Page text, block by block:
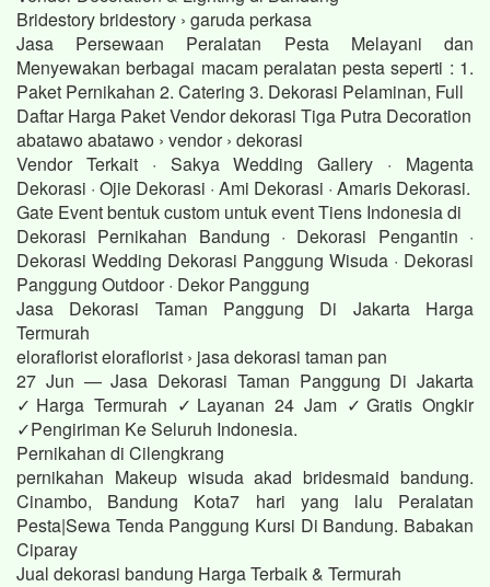
Bridestory bridestory › garuda perkasa
Jasa Persewaan Peralatan Pesta Melayani dan
Menyewakan berbagai macam peralatan pesta seperti : 1.
Paket Pernikahan 2. Catering 3. Dekorasi Pelaminan, Full
Daftar Harga Paket Vendor dekorasi Tiga Putra Decoration
abatawo abatawo › vendor › dekorasi
Vendor Terkait · Sakya Wedding Gallery · Magenta
Dekorasi · Ojie Dekorasi · Ami Dekorasi · Amaris Dekorasi.
Gate Event bentuk custom untuk event Tiens Indonesia di
Dekorasi Pernikahan Bandung · Dekorasi Pengantin ·
Dekorasi Wedding Dekorasi Panggung Wisuda · Dekorasi
Panggung Outdoor · Dekor Panggung
Jasa Dekorasi Taman Panggung Di Jakarta Harga
Termurah
eloraflorist eloraflorist › jasa dekorasi taman pan
27 Jun — Jasa Dekorasi Taman Panggung Di Jakarta
✓Harga Termurah ✓Layanan 24 Jam ✓Gratis Ongkir
✓Pengiriman Ke Seluruh Indonesia.
Pernikahan di Cilengkrang
pernikahan Makeup wisuda akad bridesmaid bandung.
Cinambo, Bandung Kota7 hari yang lalu Peralatan
Pesta|Sewa Tenda Panggung Kursi Di Bandung. Babakan
Ciparay
Jual dekorasi bandung Harga Terbaik & Termurah